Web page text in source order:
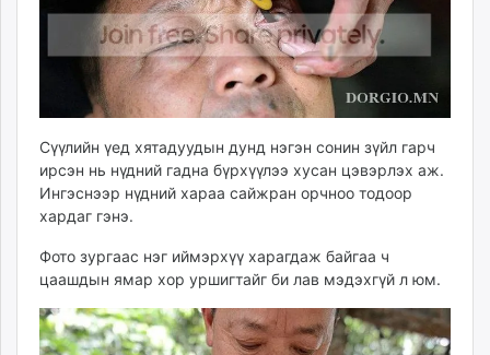
ikon.mn
Eguur.mn
shuud.mn
eagle.mn
today.mn
zuv.mn
mminfo.mn
ugluu.mn
Сүүлийн үед хятадуудын дунд нэгэн сонин зүйл гарч
ирсэн нь нүдний гадна бүрхүүлээ хусан цэвэрлэх аж.
Ингэснээр нүдний хараа сайжран орчноо тодоор
хардаг гэнэ.
Фото зургаас нэг иймэрхүү харагдаж байгаа ч
цаашдын ямар хор уршигтайг би лав мэдэхгүй л юм.